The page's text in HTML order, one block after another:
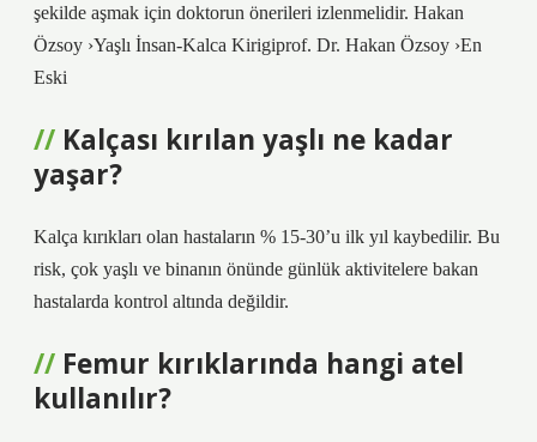
şekilde aşmak için doktorun önerileri izlenmelidir. Hakan
Özsoy ›Yaşlı İnsan-Kalca Kirigiprof. Dr. Hakan Özsoy ›En
Eski
Kalçası kırılan yaşlı ne kadar
yaşar?
Kalça kırıkları olan hastaların % 15-30’u ilk yıl kaybedilir. Bu
risk, çok yaşlı ve binanın önünde günlük aktivitelere bakan
hastalarda kontrol altında değildir.
Femur kırıklarında hangi atel
kullanılır?